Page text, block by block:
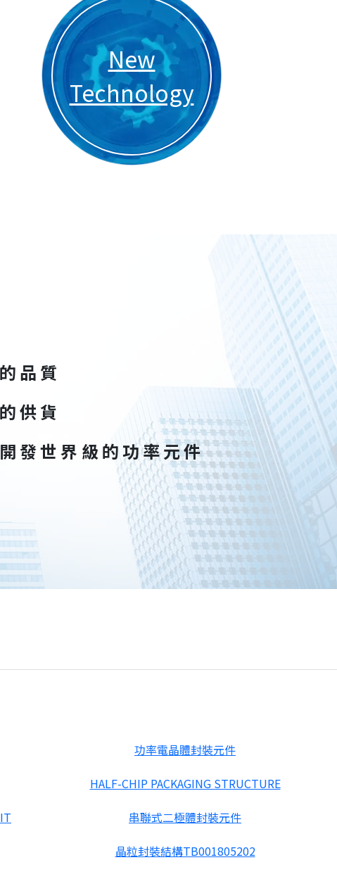
New
Technology
品質
供貨
發世界級的功率元件
功率電晶體封裝元件
HALF-CHIP PACKAGING STRUCTURE
串聯式二極體封裝元件
晶粒封裝結構TB001805202